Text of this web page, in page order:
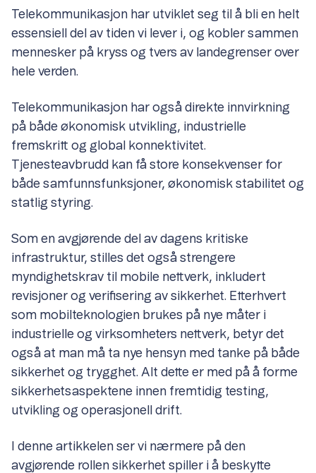
Telekommunikasjon har utviklet seg til å bli en helt
essensiell del av tiden vi lever i, og kobler sammen
mennesker på kryss og tvers av landegrenser over
hele verden.
Telekommunikasjon har også direkte innvirkning
på både økonomisk utvikling, industrielle
fremskritt og global konnektivitet.
Tjenesteavbrudd kan få store konsekvenser for
både samfunnsfunksjoner, økonomisk stabilitet og
statlig styring.
Som en avgjørende del av dagens kritiske
infrastruktur, stilles det også strengere
myndighetskrav til mobile nettverk, inkludert
revisjoner og verifisering av sikkerhet. Etterhvert
som mobilteknologien brukes på nye måter i
industrielle og virksomheters nettverk, betyr det
også at man må ta nye hensyn med tanke på både
sikkerhet og trygghet. Alt dette er med på å forme
sikkerhetsaspektene innen fremtidig testing,
utvikling og operasjonell drift.
I denne artikkelen ser vi nærmere på den
avgjørende rollen sikkerhet spiller i å beskytte